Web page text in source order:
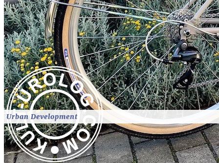
Urban Development